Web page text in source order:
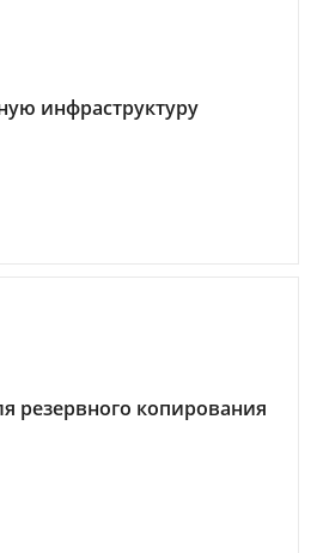
инфраструктуру
резервного копирования